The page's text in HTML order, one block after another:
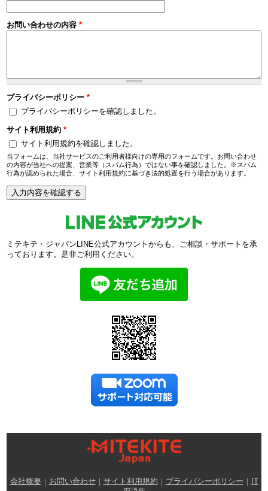
お問い合わせの内容*
プライバシーポリシー*
プライバシーポリシーを確認しました。
サイト利用規約*
サイト利用規約を確認しました。
当フォームは、当社サービスのご利用者様向けの専用のフォームです。お問い合わせ
の内容が当社への提案、営業等（スパム行為）ではない事を確認しました。※スパム
行為が認められた場合、サイト利用規約に基づき法的処置を行う場合があります。
ミテキテ・ジャパンLINE公式アカウントからも、ご相談・サポートを承
っております。是非ご利用ください。
会社概要｜ お問い合わせ｜ サイト利用規約 プライバシーポリシー
IT